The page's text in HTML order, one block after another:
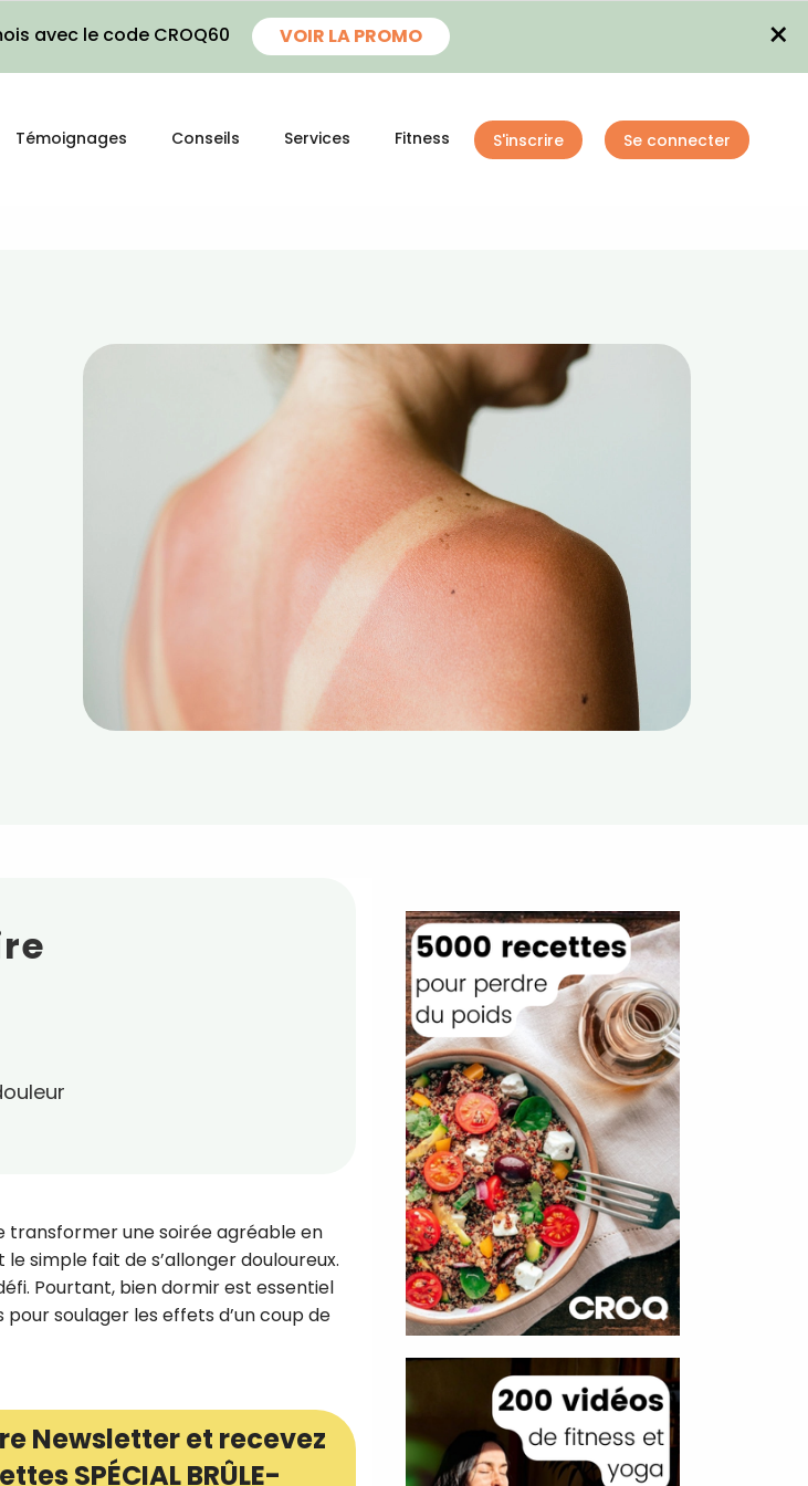
avec le code CROQ60 VOIR LA PROMO ×
Témoignages Conseils Services Fitness S'inscrire Se connecter
transformer une soirée agréable en
simple fait de s’allonger douloureux.
Pourtant, bien dormir est essentiel
soulager les effets d’un coup de
Newsletter et recevez
SPÉCIAL BRÛLE-